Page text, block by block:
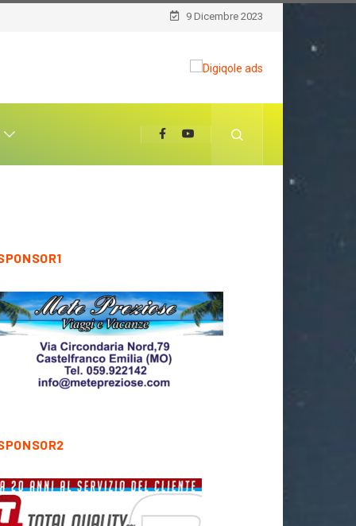
9 Dicembre 2023